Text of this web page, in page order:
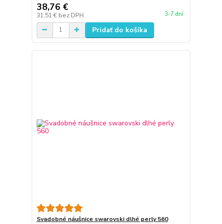
38,76 €
31,51 € bez DPH 3-7 dní
Pridať do košíka
Svadobné náušnice swarovski dlhé perly 560